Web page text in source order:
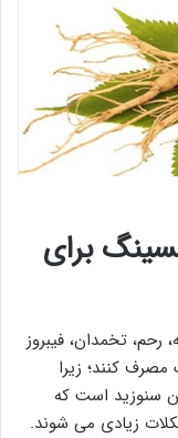
برای
رحم، تخمدان، فیبروز
مصرف کنند؛ زیرا
سنوزید است که
زیادی می شوند.